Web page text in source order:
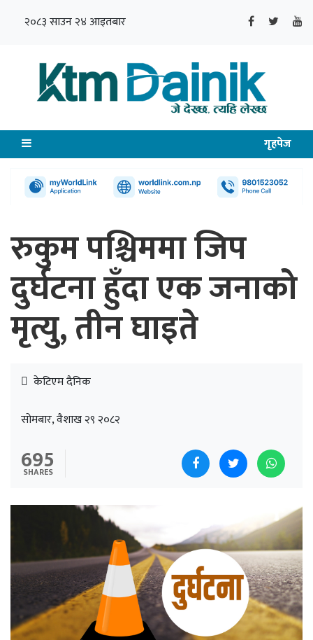
२०८३ साउन २४ आइतबार
गृहपेज
रुकुम पश्चिममा जिप
दुर्घटना हुँदा एक जनाको
मृत्यु, तीन घाइते
केटिएम दैनिक
सोमबार, वैशाख २९ २०८२
695
SHARES